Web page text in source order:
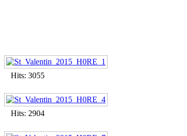
Hits: 3055
Hits: 2904